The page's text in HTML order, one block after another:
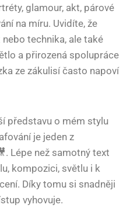
glamour, akt, párové
na míru. Uvidíte, že
technika, ale také
a přirozená spolupráce
ze zákulisí často napoví
představu o mém stylu
je jeden z
Lépe než samotný text
kompozici, světlu i k
Díky tomu si snadněji
vyhovuje.